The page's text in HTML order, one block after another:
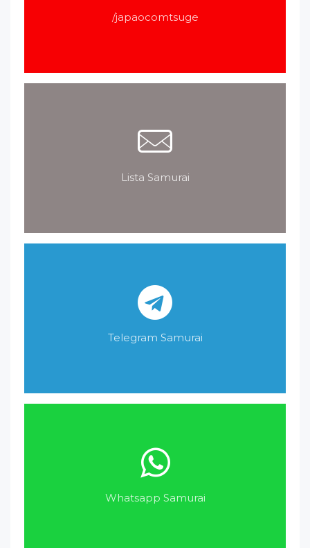
/japaocomtsuge
Lista Samurai
Telegram Samurai
Whatsapp Samurai